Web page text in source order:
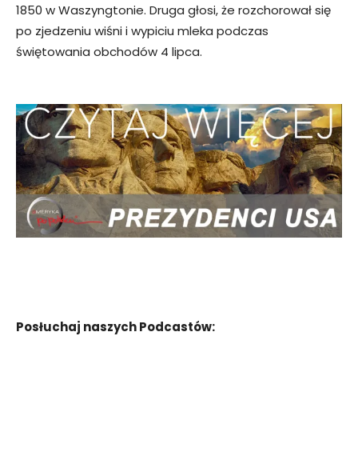
1850 w Waszyngtonie. Druga głosi, że rozchorował się
po zjedzeniu wiśni i wypiciu mleka podczas
świętowania obchodów 4 lipca.
Posłuchaj naszych Podcastów: